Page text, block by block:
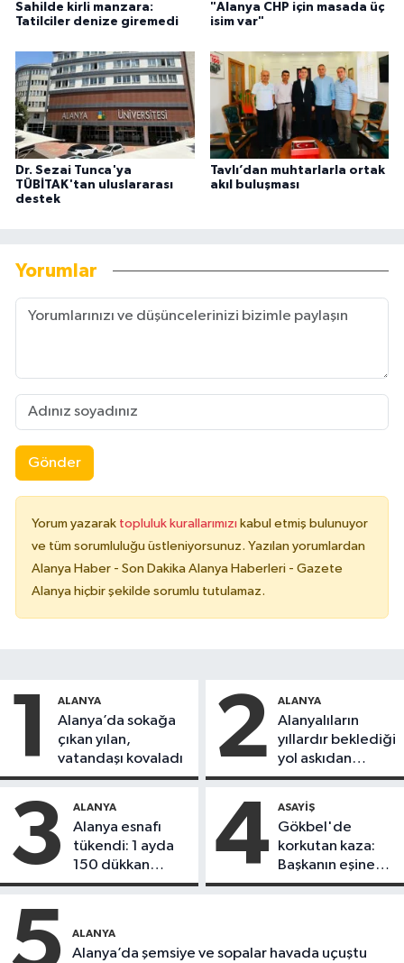
Sahilde kirli manzara:
Tatilciler denize giremedi
"Alanya CHP için masada üç
isim var"
Dr. Sezai Tunca'ya
TÜBİTAK'tan uluslararası
destek
Tavlı’dan muhtarlarla ortak
akıl buluşması
Yorumlar
Gönder
Yorum yazarak topluluk kurallarımızı kabul etmiş bulunuyor
ve tüm sorumluluğu üstleniyorsunuz. Yazılan yorumlardan
Alanya Haber - Son Dakika Alanya Haberleri - Gazete
Alanya hiçbir şekilde sorumlu tutulamaz.
1 ALANYA
Alanya’da sokağa
çıkan yılan,
vatandaşı kovaladı
2 ALANYA
Alanyalıların
yıllardır beklediği
yol askıdan
döndü
3 ALANYA
Alanya esnafı
tükendi: 1 ayda
150 dükkan
kapandı
4 ASAYIŞ
Gökbel'de
korkutan kaza:
Başkanın eşine
motosiklet çarptı
5 ALANYA
Alanya’da şemsiye ve sopalar havada uçuştu